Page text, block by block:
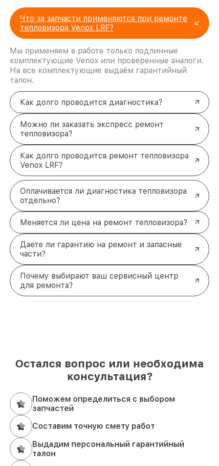
Что за запчасти применяются при ремонте
тепловизора Venox LRF?
Мы применяем в работе только подлинные
комплектующие Venox или проверенные аналоги.
На все комплектующие выдаём гарантийный
талон.
Как долго проводится диагностика?
Можно ли заказать экспресс ремонт
тепловизора?
Как долго проводится ремонт тепловизора
Venox LRF?
Оплачивается ли диагностика тепловизора
отдельно?
Меняется ли цена на ремонт тепловизора?
Даете ли гарантию на ремонт и запасные
части?
Почему выбирают ваш сервисный центр
для ремонта?
Остался вопрос или необходима
консультация?
Поможем определиться с выбором
запчастей
Составим точную смету работ
Выдадим персональный гарантийный
талон